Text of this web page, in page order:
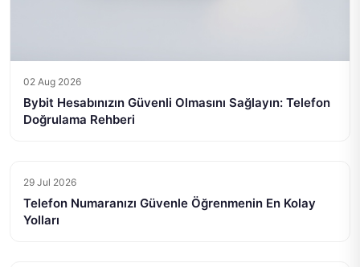
02 Aug 2026
Bybit Hesabınızın Güvenli Olmasını Sağlayın: Telefon
Doğrulama Rehberi
29 Jul 2026
Telefon Numaranızı Güvenle Öğrenmenin En Kolay
Yolları